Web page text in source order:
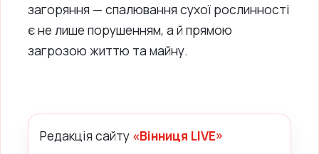
загоряння — спалювання сухої рослинності
є не лише порушенням, а й прямою
загрозою життю та майну.
Редакція сайту «Вінниця LIVE»